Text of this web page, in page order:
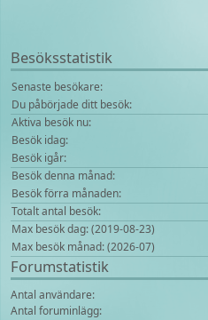
Besöksstatistik
Senaste besökare:
Du påbörjade ditt besök:
Aktiva besök nu:
Besök idag:
Besök igår:
Besök denna månad:
Besök förra månaden:
Totalt antal besök:
Max besök dag: (2019-08-23)
Max besök månad: (2026-07)
Forumstatistik
Antal användare:
Antal foruminlägg: